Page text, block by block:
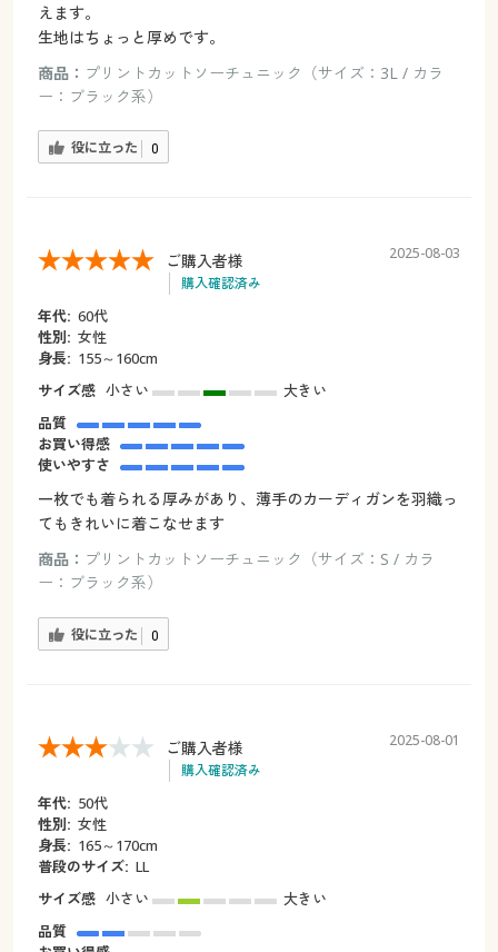
えます。
生地はちょっと厚めです。
商品： プリントカットソーチュニック（サイズ：3L / カラ
ー：ブラック系）
役に立った 0
ご購入者様
購入確認済み
2025-08-03
年代: 60代
性別: 女性
身長: 155～160cm
サイズ感 小さい
大きい
品質
お買い得感
使いやすさ
一枚でも着られる厚みがあり、薄手のカーディガンを羽織っ
てもきれいに着こなせます
商品： プリントカットソーチュニック（サイズ：S / カラ
ー：ブラック系）
役に立った 0
ご購入者様
購入確認済み
2025-08-01
年代: 50代
性別: 女性
身長: 165～170cm
普段のサイズ: LL
サイズ感 小さい
大きい
品質